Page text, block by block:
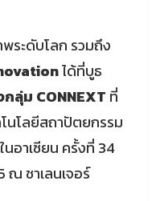
ระดับโลก รวมถึง
ได้ที่บูธ
ลุ่ม CONNEXT ที่
นโลยีสถาปัตยกรรม
อาเซียน ครั้งที่ 34
ณ ชาเลนเจอร์